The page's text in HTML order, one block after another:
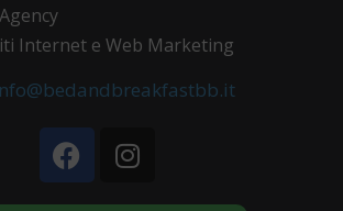
Internet e Web Marketing